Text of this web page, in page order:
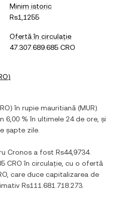
Minim istoric
Rs1,1255
Ofertă în circulație
47.307.689.685 CRO
)
) în rupie mauritiană (MUR)
6,00 % în ultimele 24 de ore, și
șapte zile.
Cronos a fost Rs44,9734.
CRO în circulație, cu o ofertă
, care duce capitalizarea de
Rs111.681.718.273